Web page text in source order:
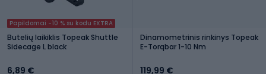
Papildomai -10 % su kodu EXTRA
Butelių laikiklis Topeak Shuttle
Sidecage L black
6,89 €
Dinamometrinis rinkinys Topeak
E-Torqbar 1-10 Nm
119,99 €